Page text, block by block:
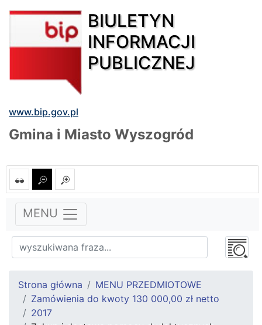
BIULETYN
INFORMACJI
PUBLICZNEJ
www.bip.gov.pl
Gmina i Miasto Wyszogród
MENU
Strona główna
MENU PRZEDMIOTOWE
Zamówienia do kwoty 130 000,00 zł netto
2017